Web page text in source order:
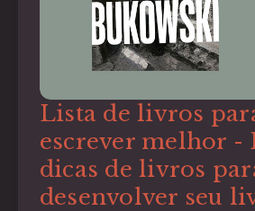
Lista de livros
escrever melhor -
dicas de livros
desenvolver seu